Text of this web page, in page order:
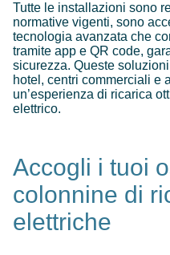
Tutte le installazioni sono
normative vigenti, sono
tecnologia avanzata che
tramite app e QR code,
sicurezza. Queste
hotel, centri commerciali e
un’esperienza di ricarica
elettrico.
Accogli i tuoi
colonnine di
elettriche